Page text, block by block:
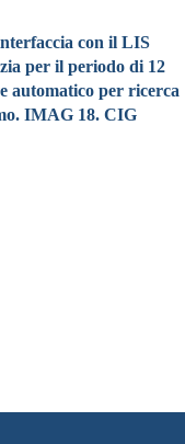
con il LIS
per il periodo di 12
automatico per ricerca
IMAG 18. CIG